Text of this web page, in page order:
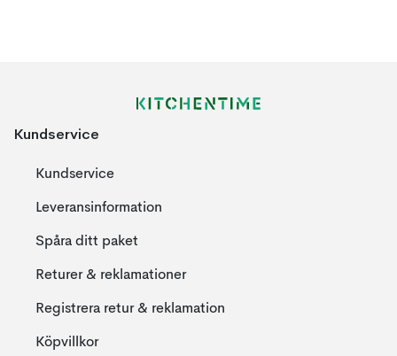
Kundservice
Kundservice
Leveransinformation
Spåra ditt paket
Returer & reklamationer
Registrera retur & reklamation
Köpvillkor